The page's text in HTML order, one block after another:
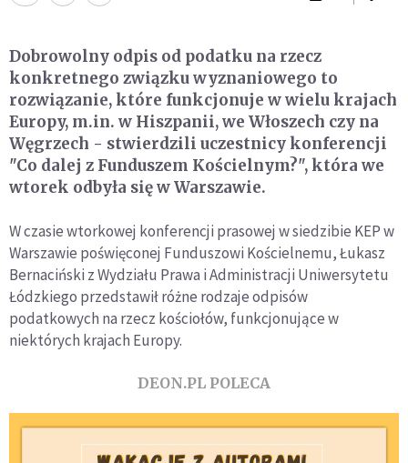
Dobrowolny odpis od podatku na rzecz
konkretnego związku wyznaniowego to
rozwiązanie, które funkcjonuje w wielu krajach
Europy, m.in. w Hiszpanii, we Włoszech czy na
Węgrzech - stwierdzili uczestnicy konferencji
"Co dalej z Funduszem Kościelnym?", która we
wtorek odbyła się w Warszawie.
W czasie wtorkowej konferencji prasowej w siedzibie KEP w
Warszawie poświęconej Funduszowi Kościelnemu, Łukasz
Bernaciński z Wydziału Prawa i Administracji Uniwersytetu
Łódzkiego przedstawił różne rodzaje odpisów
podatkowych na rzecz kościołów, funkcjonujące w
niektórych krajach Europy.
DEON.PL POLECA